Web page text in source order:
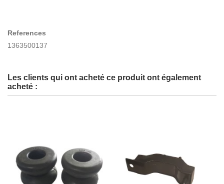
References
1363500137
Les clients qui ont acheté ce produit ont également
acheté :